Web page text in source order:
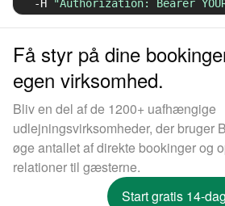
-H
"Authorization: Bearer
Få styr på dine
egen virksomhed.
Bliv en del af de 1200+ uafhængige
udlejningsvirksomheder, der bruger
øge antallet af direkte bookinger og
relationer til gæsterne.
Start gratis 14-